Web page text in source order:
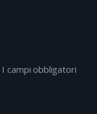
I campi obbligatori